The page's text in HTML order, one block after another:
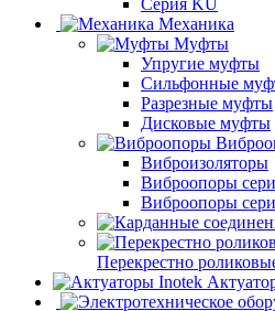
Серия KU
Механика
Муфты
Упругие муфты
Сильфонные
Разрезные муфты
Дисковые муфты
Виброизоляторы
Виброопоры
Виброопоры
Перекрестно